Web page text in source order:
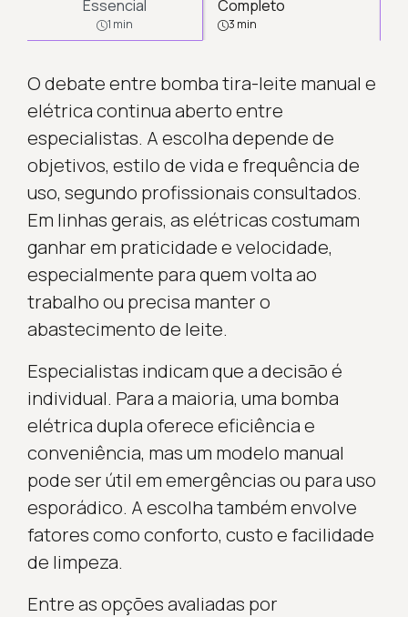
Essencial
1 min
Completo
3 min
O debate entre bomba tira-leite manual e
elétrica continua aberto entre
especialistas. A escolha depende de
objetivos, estilo de vida e frequência de
uso, segundo profissionais consultados.
Em linhas gerais, as elétricas costumam
ganhar em praticidade e velocidade,
especialmente para quem volta ao
trabalho ou precisa manter o
abastecimento de leite.
Especialistas indicam que a decisão é
individual. Para a maioria, uma bomba
elétrica dupla oferece eficiência e
conveniência, mas um modelo manual
pode ser útil em emergências ou para uso
esporádico. A escolha também envolve
fatores como conforto, custo e facilidade
de limpeza.
Entre as opções avaliadas por